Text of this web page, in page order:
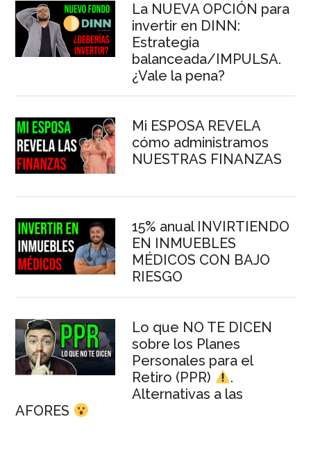
La NUEVA OPCIÓN para
invertir en DINN:
Estrategia
balanceada/IMPULSA.
¿Vale la pena?
Mi ESPOSA REVELA
cómo administramos
NUESTRAS FINANZAS
15% anual INVIRTIENDO
EN INMUEBLES
MÉDICOS CON BAJO
RIESGO
Lo que NO TE DICEN
sobre los Planes
Personales para el
Retiro (PPR)
.
Alternativas a las
AFORES